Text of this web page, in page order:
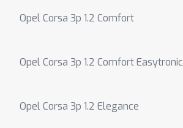
Opel Corsa 3p 1.2 Comfort
Opel Corsa 3p 1.2 Comfort Easytronic
Opel Corsa 3p 1.2 Elegance